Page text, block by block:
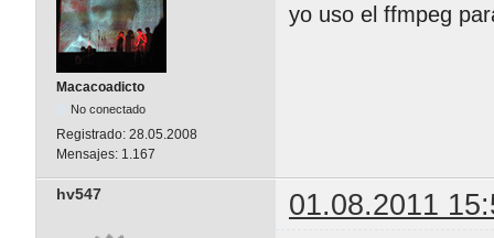
Macacoadicto
No conectado
Registrado: 28.05.2008
Mensajes: 1.167
yo uso el ffmpeg
hv547 01.08.2011